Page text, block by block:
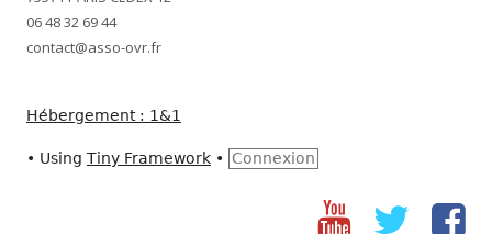
06 48 32 69 44
contact@asso-ovr.fr
Hébergement : 1&1
• Using Tiny Framework • Connexion
Youtube Twitter